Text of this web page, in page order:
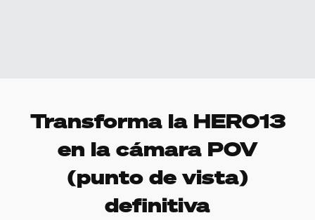
Transforma la HERO13
en la cámara POV
(punto de vista)
definitiva